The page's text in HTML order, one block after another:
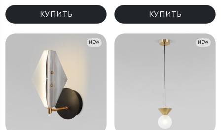
плафонами
КУПИТЬ КУПИТЬ
NEW NEW